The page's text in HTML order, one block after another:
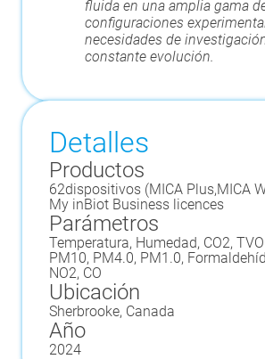
fluida en una amplia gama
configuraciones
necesidades de
constante evolución.
Detalles
Productos
62dispositivos (MICA Plus,MICA
My inBiot Business licences
Parámetros
Temperatura, Humedad, CO2,
PM10, PM4.0, PM1.0,
NO2, CO
Ubicación
Sherbrooke, Canada
Año
2024